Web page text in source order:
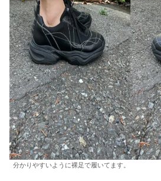
分かりやすいように裸足で履いてます。